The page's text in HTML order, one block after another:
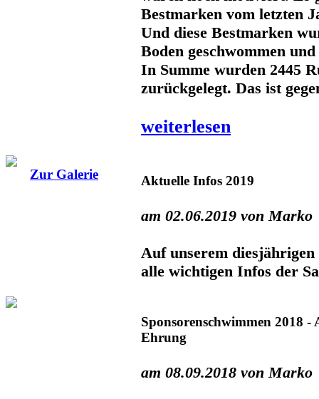
Bestmarken vom letzten
Und diese Bestmarken
Boden geschwommen
In Summe wurden 2445
zurückgelegt. Das ist
weiterlesen
Zur Galerie Aktuelle Infos 2019
am 02.06.2019 von Marko
Auf unserem
alle wichtigen Infos der
Sponsorenschwimmen 2018
Ehrung
am 08.09.2018 von Marko